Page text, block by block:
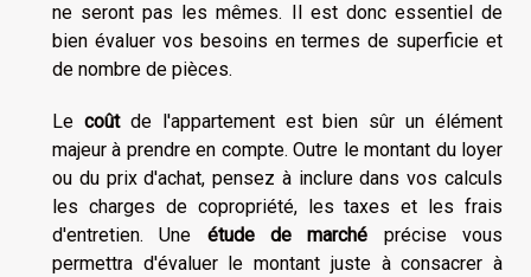
ne seront pas les mêmes. Il est donc essentiel de
bien évaluer vos besoins en termes de superficie et
de nombre de pièces.
Le coûtde l'appartement est bien sûr un élément
majeur à prendre en compte. Outre le montant du loyer
ou du prix d'achat, pensez à inclure dans vos calculs
les charges de copropriété, les taxes et les frais
d'entretien. Une étude de marché précise vous
permettra d'évaluer le montant juste à consacrer à